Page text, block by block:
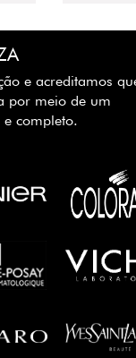
e acreditamos
por meio de um
completo.